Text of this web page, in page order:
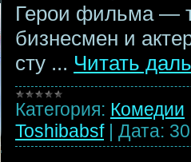
Герои фильма —
бизнесмен и
сту ... Читать
Категория: Комедии
Toshibabsf | Дата: